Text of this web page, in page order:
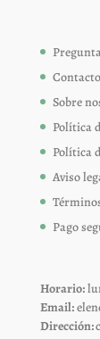
Contacto
Sobre
Política
Política
Aviso
Pago
Horario:
Email:
Dirección: